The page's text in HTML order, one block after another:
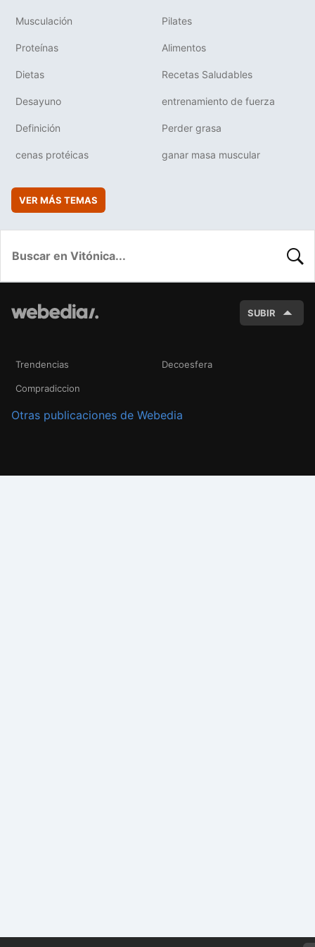
Musculación Pilates
Proteínas Alimentos
Dietas Recetas Saludables
Desayuno entrenamiento de fuerza
Definición Perder grasa
cenas protéicas ganar masa muscular
VER MÁS TEMAS
SUBIR
Trendencias Decoesfera
Compradiccion
Otras publicaciones de Webedia